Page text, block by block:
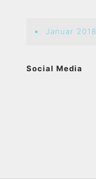
Januar 2018
Social Media